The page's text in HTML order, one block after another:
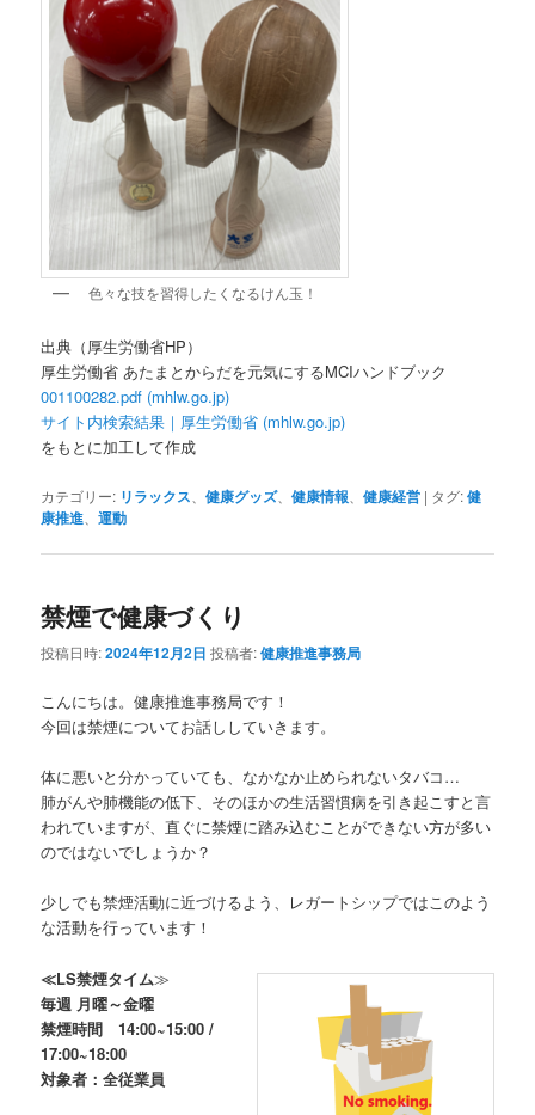
色々な技を習得したくなるけん玉！
出典（厚生労働省HP）
厚生労働省 あたまとからだを元気にするMCIハンドブック
001100282.pdf (mhlw.go.jp)
サイト内検索結果｜厚生労働省 (mhlw.go.jp)
をもとに加工して作成
カテゴリー: リラックス 、健康グッズ、健康情報 、健康経営 | タグ:健
康推進 、運動
禁煙で健康づくり
投稿日時:2024年12月2日 投稿者:健康推進事務局
こんにちは。健康推進事務局です！
今回は禁煙についてお話ししていきます。
体に悪いと分かっていても、なかなか止められないタバコ…
肺がんや肺機能の低下、そのほかの生活習慣病を引き起こすと言
われていますが、直ぐに禁煙に踏み込むことができない方が多い
のではないでしょうか？
少しでも禁煙活動に近づけるよう、レガートシップではこのよう
な活動を行っています！
≪LS禁煙タイム≫
毎週 月曜～金曜
禁煙時間 14:00~15:00 /
17:00~18:00
対象者：全従業員